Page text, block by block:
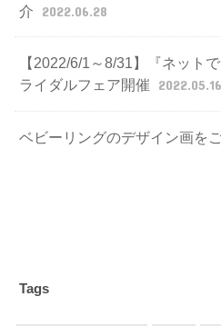
介
2022.06.28
【2022/6/1～8/31】『ネット
ライダルフェア開催
2022.05.16
ベビーリングのデザイン画を
Tags